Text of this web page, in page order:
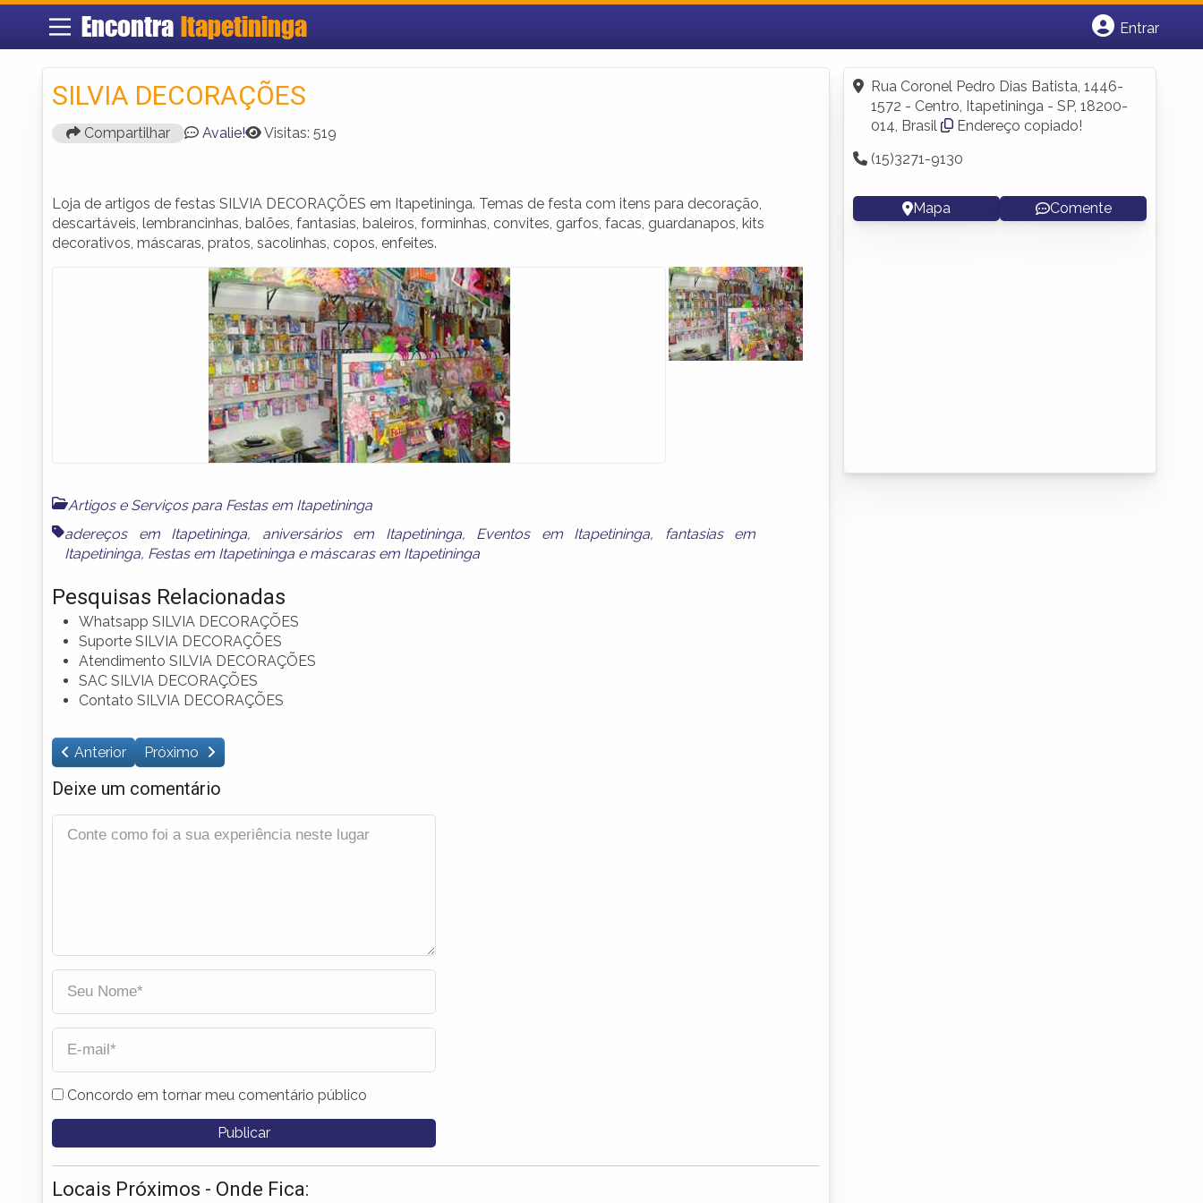
Encontra Itapetininga
Entrar
Fazer login
Criar conta
SILVIA DECORAÇÕES
Compartilhar Avalie! Visitas: 519
Loja de artigos de festas SILVIA DECORAÇÕES em Itapetininga. Temas de festa com itens para decoração,
descartáveis, lembrancinhas, balões, fantasias, baleiros, forminhas, convites, garfos, facas, guardanapos, kits
decorativos, máscaras, pratos, sacolinhas, copos, enfeites.
Artigos e Serviços para Festas em Itapetininga
adereços em Itapetininga, aniversários em Itapetininga, Eventos em Itapetininga,
fantasias em
Itapetininga, Festas em Itapetininga e máscaras em Itapetininga
Pesquisas Relacionadas
Whatsapp SILVIA DECORAÇÕES
Suporte SILVIA DECORAÇÕES
Atendimento SILVIA DECORAÇÕES
SAC SILVIA DECORAÇÕES
Contato SILVIA DECORAÇÕES
Anterior Próximo
Deixe um comentário
Concordo em tornar meu comentário público
Locais Próximos - Onde Fica:
Rua Coronel Pedro Dias Batista, 1446-
1572 - Centro, Itapetininga - SP, 18200-
014, Brasil
Endereço copiado!
(15)3271-9130
Mapa Comente